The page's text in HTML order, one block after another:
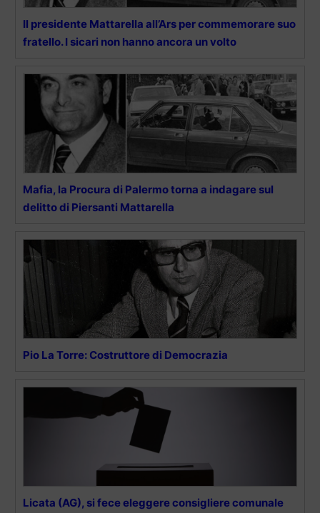
Il presidente Mattarella all’Ars per commemorare suo
fratello. I sicari non hanno ancora un volto
Mafia, la Procura di Palermo torna a indagare sul
delitto di Piersanti Mattarella
Pio La Torre: Costruttore di Democrazia
Licata (AG), si fece eleggere consigliere comunale